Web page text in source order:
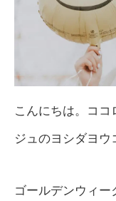
こんにちは。コ
ジュのヨシダヨウ
ゴールデンウィ